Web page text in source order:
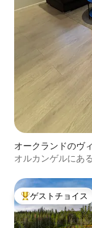
オークランドのヴ
オルカンゲルにあ
大好評のゲストチ
ゲストチョイス